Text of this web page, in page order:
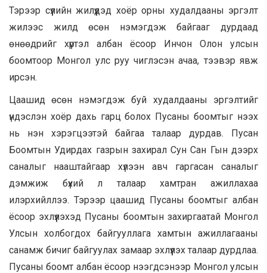
Тэрээр сүүлийн жилүүдэд хоёр орны худалдааны эргэлт
жилээс жилд өсөн нэмэгдэж байгааг дурдаад
өнөөдрийг хүртэл албан ёсоор Инчон Олон улсын
боомтоор Монгол улс руу чиглэсэн ачаа, тээвэр явж
ирсэн.
Цаашид өсөн нэмэгдэж буй худалдааны эргэлтийг
үндэслэн хоёр дахь гарц болох Пусаны боомтыг нээх
нь нэн хэрэгцээтэй байгаа талаар дурдав. Пусан
Боомтын Удирдах газрын захирал Сун Сан Гын дээрх
саналыг нааштайгаар хүлээн авч гаргасан саналыг
дэмжиж бүхий л талаар хамтран ажиллахаа
илэрхийллээ. Тэрээр цаашид Пусаны боомтыг албан
ёсоор эхлүүлэхэд Пусаны боомтын захиргаатай Монгол
Улсын холбогдох байгууллага хамтын ажиллагааны
санамж бичиг байгуулах замаар эхлүүлэх талаар дурдлаа.
Пусаны боомт албан ёсоор нээгдсэнээр Монгол улсын